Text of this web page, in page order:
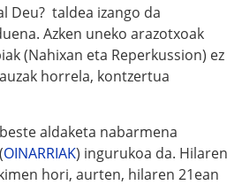
Deu? taldea izango da
Azken uneko arazotxoak
(Nahixan eta Reperkussion) ez
horrela, kontzertua
aldaketa nabarmena
OINARRIAK) ingurukoa da. Hilaren
hori, aurten, hilaren 21ean